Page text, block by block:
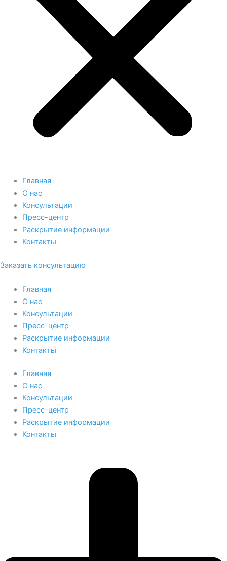
Главная
О нас
Консультации
Пресс-центр
Раскрытие информации
Контакты
Заказать консультацию
Главная
О нас
Консультации
Пресс-центр
Раскрытие информации
Контакты
Главная
О нас
Консультации
Пресс-центр
Раскрытие информации
Контакты